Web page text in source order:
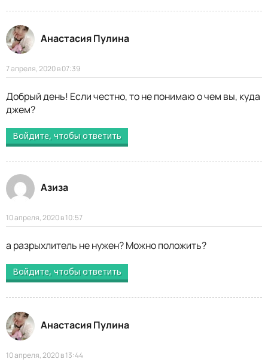
Анастасия Пулина
7 апреля, 2020 в 07:39
Добрый день! Если честно, то не понимаю о чем вы, куда
джем?
Войдите, чтобы ответить
Азиза
10 апреля, 2020 в 10:57
а разрыхлитель не нужен? Можно положить?
Войдите, чтобы ответить
Анастасия Пулина
10 апреля, 2020 в 13:44